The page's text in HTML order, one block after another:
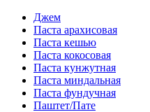
Джем
Паста арахисовая
Паста кешью
Паста кокосовая
Паста кунжутная
Паста миндальная
Паста фундучная
Паштет/Пате